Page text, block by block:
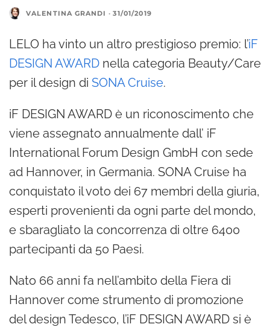
VALENTINA GRANDI · 31/01/2019
LELO ha vinto un altro prestigioso premio: l’iF
DESIGN AWARD nella categoria Beauty/Care
per il design di SONA Cruise.
iF DESIGN AWARD è un riconoscimento che
viene assegnato annualmente dall’ iF
International Forum Design GmbH con sede
ad Hannover, in Germania. SONA Cruise ha
conquistato il voto dei 67 membri della giuria,
esperti provenienti da ogni parte del mondo,
e sbaragliato la concorrenza di oltre 6400
partecipanti da 50 Paesi.
Nato 66 anni fa nell’ambito della Fiera di
Hannover come strumento di promozione
del design Tedesco, l’iF DESIGN AWARD si è